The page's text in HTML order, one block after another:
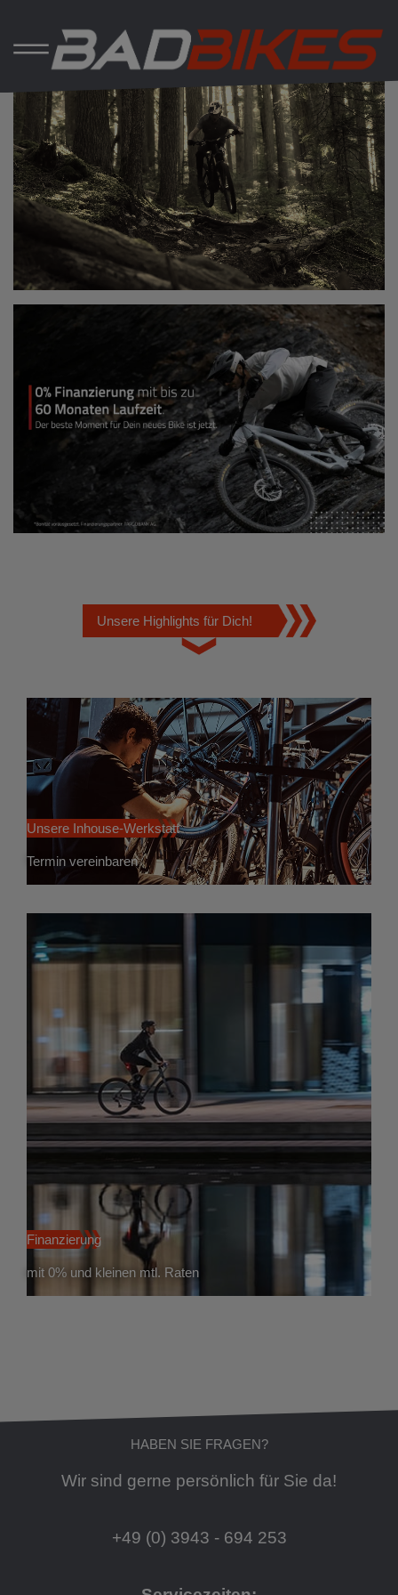
Unsere Highlights für Dich!
Unsere Inhouse-Werkstatt
Termin vereinbaren
Finanzierung
mit 0% und kleinen mtl. Raten
HABEN SIE FRAGEN?
Wir sind gerne persönlich für Sie da!
+49 (0) 3943 - 694 253